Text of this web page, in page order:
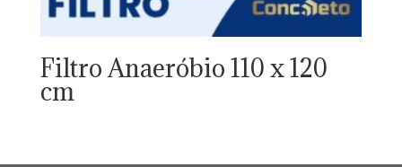
Filtro Anaeróbio 110 x 120
cm